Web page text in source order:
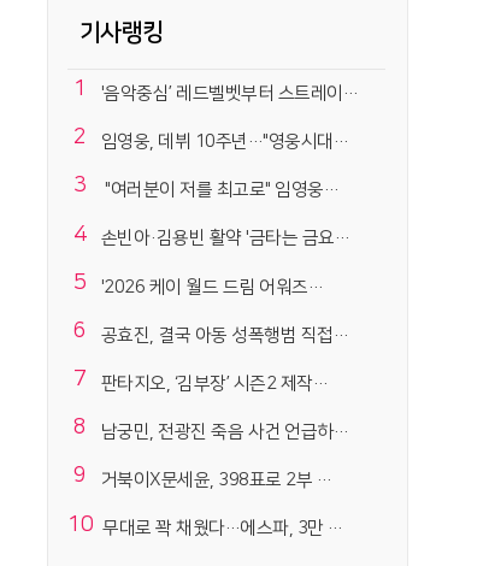
기사랭킹
1 '음악중심’ 레드벨벳부터 스트레이…
2 임영웅, 데뷔 10주년…"영웅시대…
3 "여러분이 저를 최고로" 임영웅…
4 손빈아·김용빈 활약 '금타는 금요…
5 '2026 케이 월드 드림 어워즈…
6 공효진, 결국 아동 성폭행범 직접…
7 판타지오, ‘김부장’ 시즌2 제작…
8 남궁민, 전광진 죽음 사건 언급하…
9 거북이X문세윤, 398표로 2부 …
10 무대로 꽉 채웠다…에스파, 3만 …